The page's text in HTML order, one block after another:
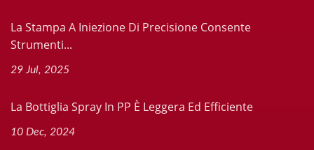
La Stampa A Iniezione Di Precisione Consente
Strumenti...
29 Jul, 2025
La Bottiglia Spray In PP È Leggera Ed Efficiente
10 Dec, 2024